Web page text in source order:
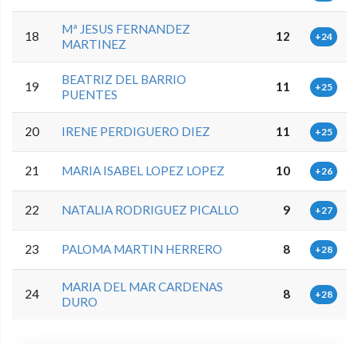
18
Mª JESUS FERNANDEZ
MARTINEZ
12 +24
19
BEATRIZ DEL BARRIO
PUENTES
11 +25
20 IRENE PERDIGUERO DIEZ 11 +25
21 MARIA ISABEL LOPEZ LOPEZ 10 +26
22 NATALIA RODRIGUEZ PICALLO 9 +27
23 PALOMA MARTIN HERRERO 8 +28
24
MARIA DEL MAR CARDENAS
DURO
8 +28